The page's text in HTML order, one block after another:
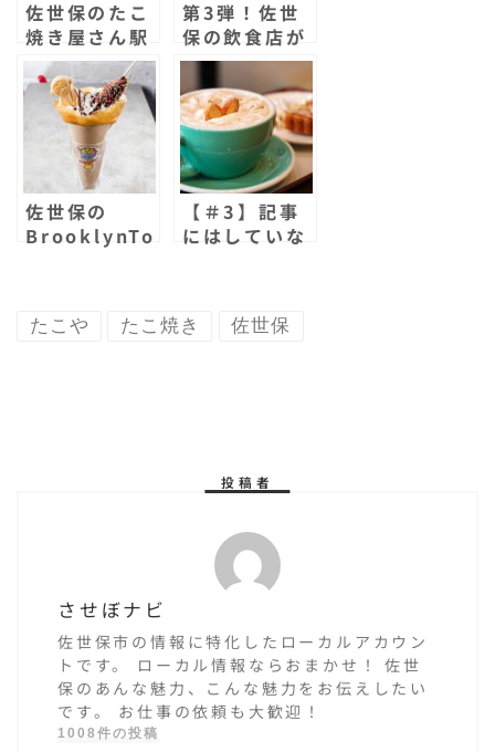
k d
佐世保のたこ
焼き屋さん駅
たこに行って
きた！安くて
美味しい！地
元に愛されて
いるお店！
第3弾！佐世
保の飲食店が
テイクアウト
を続々と開
始！まとめて
みた！
佐世保の
BrooklynTo
とした生地は
【＃3】記事
にはしていな
【実こん】
たこや たこ焼き 佐世保
投稿者
させぼナビ
佐世保市の情報に特化したローカルアカウン
トです。 ローカル情報ならおまかせ！ 佐世
保のあんな魅力、こんな魅力をお伝えしたい
です。 お仕事の依頼も大歓迎！
1008件の投稿